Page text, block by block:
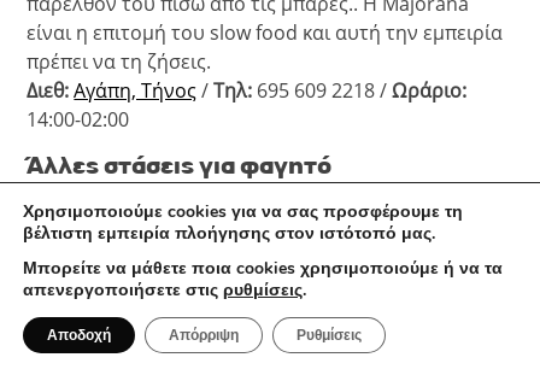
είναι η επιτομή του slow food και αυτή την εμπειρία
πρέπει να τη ζήσεις.
Διεθ:Αγάπη, Τήνος/Τηλ: 695 609 2218 /Ωράριο:
14:00-02:00
Άλλες στάσεις για φαγητό
ΤοΡακιζιόστο Κτικάδο, είναι ένα σύγχρονο
μεζεδοπωλείο, το οποίο αγαπάει τις γεύσεις του
τόπου του και αυτό φαίνεται περίτρανα. Το
Τριανταράκιστον Τριαντάρο, με τις νόστιμες
προτάσεις για πρωινό και βραδινό στα υπέροχα
Χρησιμοποιούμε cookies για να σας προσφέρουμε τη
βέλτιστη εμπειρία πλοήγησης στον ιστότοπό μας.
Μπορείτε να μάθετε ποια cookies χρησιμοποιούμε ή να τα
απενεργοποιήσετε στις ρυθμίσεις.
Αποδοχή Απόρριψη Ρυθμίσεις